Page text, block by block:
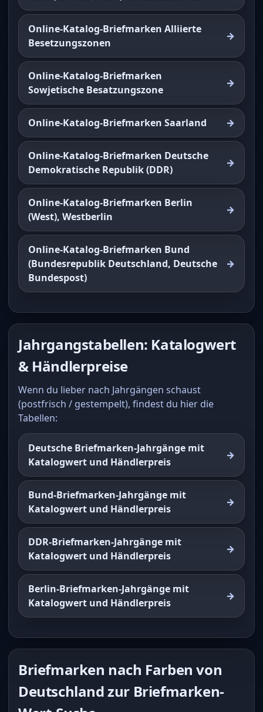
Online-Katalog-Briefmarken Alliierte
Besetzungszonen
Online-Katalog-Briefmarken
Sowjetische Besatzungszone
Online-Katalog-Briefmarken Saarland
Online-Katalog-Briefmarken Deutsche
Demokratische Republik (DDR)
Online-Katalog-Briefmarken Berlin
(West), Westberlin
Online-Katalog-Briefmarken Bund
(Bundesrepublik Deutschland, Deutsche
Bundespost)
Jahrgangstabellen: Katalogwert
& Händlerpreise
Wenn du lieber nach Jahrgängen schaust
(postfrisch / gestempelt), findest du hier die
Tabellen:
Deutsche Briefmarken-Jahrgänge mit
Katalogwert und Händlerpreis
Bund-Briefmarken-Jahrgänge mit
Katalogwert und Händlerpreis
DDR-Briefmarken-Jahrgänge mit
Katalogwert und Händlerpreis
Berlin-Briefmarken-Jahrgänge mit
Katalogwert und Händlerpreis
Briefmarken nach Farben von
Deutschland zur Briefmarken-